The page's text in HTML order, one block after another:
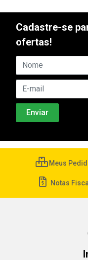
Cadastre-se
ofertas!
Meus
Notas